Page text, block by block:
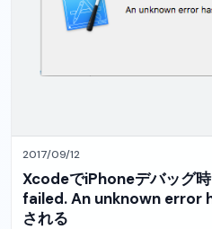
2017/09/12
XcodeでiPhoneデバッグ
failed. An unknown error
される